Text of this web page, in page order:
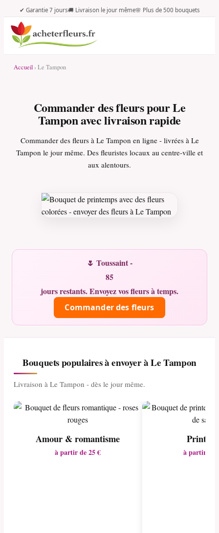
✔ Garantie 7 jours🚚 Livraison le jour même🌸 Plus de 500 bouquets
Accueil › Le Tampon
Commander des fleurs pour Le
Tampon avec livraison rapide
Commander des fleurs à Le Tampon en ligne - livrées à Le
Tampon le jour même. Des fleuristes locaux au centre-ville et
aux alentours.
🌷 Toussaint -
85
jours restants. Envoyez vos fleurs à temps.
Commander des fleurs
Bouquets populaires à envoyer à Le Tampon
Livraison à Le Tampon - dès le jour même.
Amour & romantisme
à partir de 25 € à partir de